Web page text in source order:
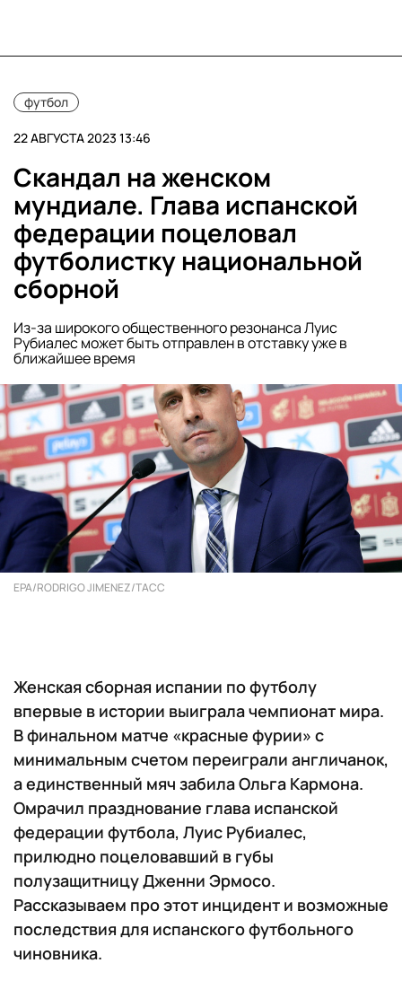
футбол
22 АВГУСТА 2023 13:46
Скандал на женском
мундиале. Глава испанской
федерации поцеловал
футболистку национальной
сборной
Из-за широкого общественного резонанса Луис
Рубиалес может быть отправлен в отставку уже в
ближайшее время
EPA/RODRIGO JIMENEZ/ТАСС
Женская сборная испании по футболу
впервые в истории выиграла чемпионат мира.
В финальном матче «красные фурии» с
минимальным счетом переиграли англичанок,
а единственный мяч забила Ольга Кармона.
Омрачил празднование глава испанской
федерации футбола, Луис Рубиалес,
прилюдно поцеловавший в губы
полузащитницу Дженни Эрмосо.
Рассказываем про этот инцидент и возможные
последствия для испанского футбольного
чиновника.